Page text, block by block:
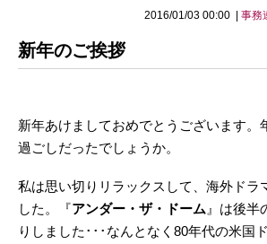
2016/01/03 00:00 | 事務
新年のご挨拶
新年あけましておめでとうございます。
過ごしだったでしょうか。
私は思い切りリラックスして、海外ドラ
した。『アンダー・ザ・ドーム 』は後半
りしました･･･なんとなく80年代の米国